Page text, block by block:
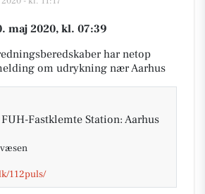
maj 2020, kl. 07:39
har netop
om udrykning nær Aarhus
Fastklemte Station: Aarhus
112puls/